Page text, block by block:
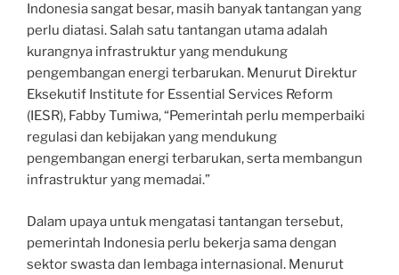
Indonesia sangat besar, masih banyak tantangan yang
perlu diatasi. Salah satu tantangan utama adalah
kurangnya infrastruktur yang mendukung
pengembangan energi terbarukan. Menurut Direktur
Eksekutif Institute for Essential Services Reform
(IESR), Fabby Tumiwa, “Pemerintah perlu memperbaiki
regulasi dan kebijakan yang mendukung
pengembangan energi terbarukan, serta membangun
infrastruktur yang memadai.”
Dalam upaya untuk mengatasi tantangan tersebut,
pemerintah Indonesia perlu bekerja sama dengan
sektor swasta dan lembaga internasional. Menurut